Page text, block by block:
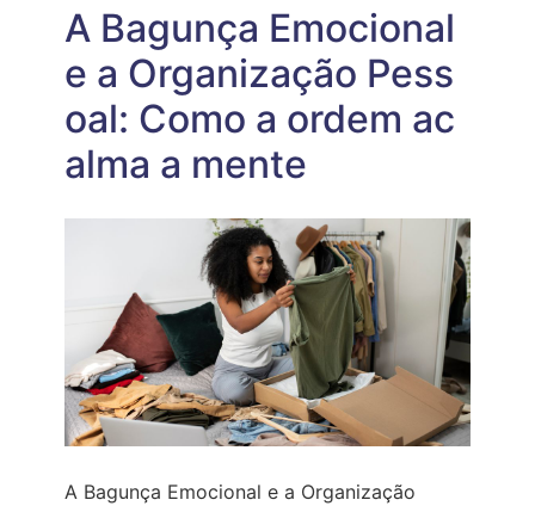
É
O
PERFIL?
A Bagunça Emocional
e a Organização Pess
oal: Como a ordem ac
alma a mente
A Bagunça Emocional e a Organização